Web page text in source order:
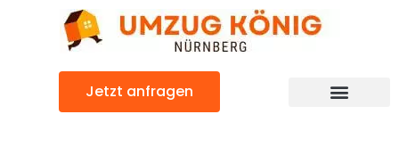
Jetzt anfragen